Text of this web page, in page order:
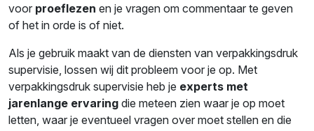
voor proeflezen en je vragen om commentaar te geven
of het in orde is of niet.
Als je gebruik maakt van de diensten van verpakkingsdruk
supervisie, lossen wij dit probleem voor je op. Met
verpakkingsdruk supervisie heb je experts met
jarenlange ervaring die meteen zien waar je op moet
letten, waar je eventueel vragen over moet stellen en die